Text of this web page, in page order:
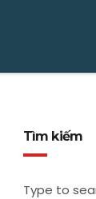
Tìm kiếm
Type to